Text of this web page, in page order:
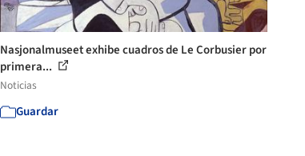
Nasjonalmuseet exhibe cuadros de Le Corbusier por
primera...
Noticias
Guardar